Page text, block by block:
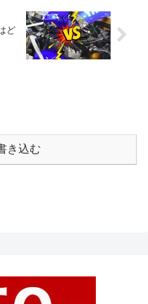
ど
き込む